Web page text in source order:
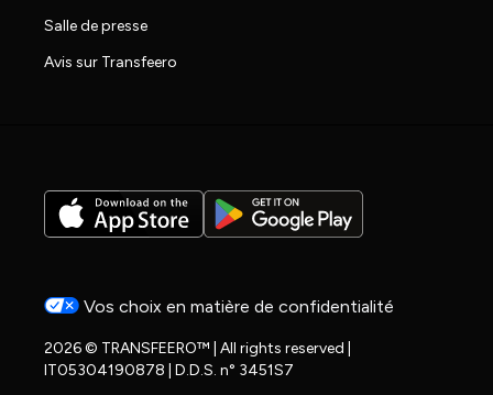
Salle de presse
Avis sur Transfeero
Vos choix en matière de confidentialité
2026 © TRANSFEERO™ | All rights reserved |
IT05304190878 | D.D.S. n° 3451S7